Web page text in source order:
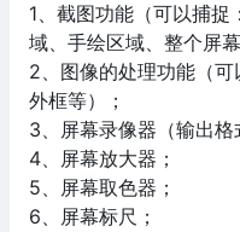
1、截图功能（可以捕
域、手绘区域、整个屏
2、图像的处理功能（
外框等）；
3、屏幕录像器（输出格
4、屏幕放大器；
5、屏幕取色器；
6、屏幕标尺；